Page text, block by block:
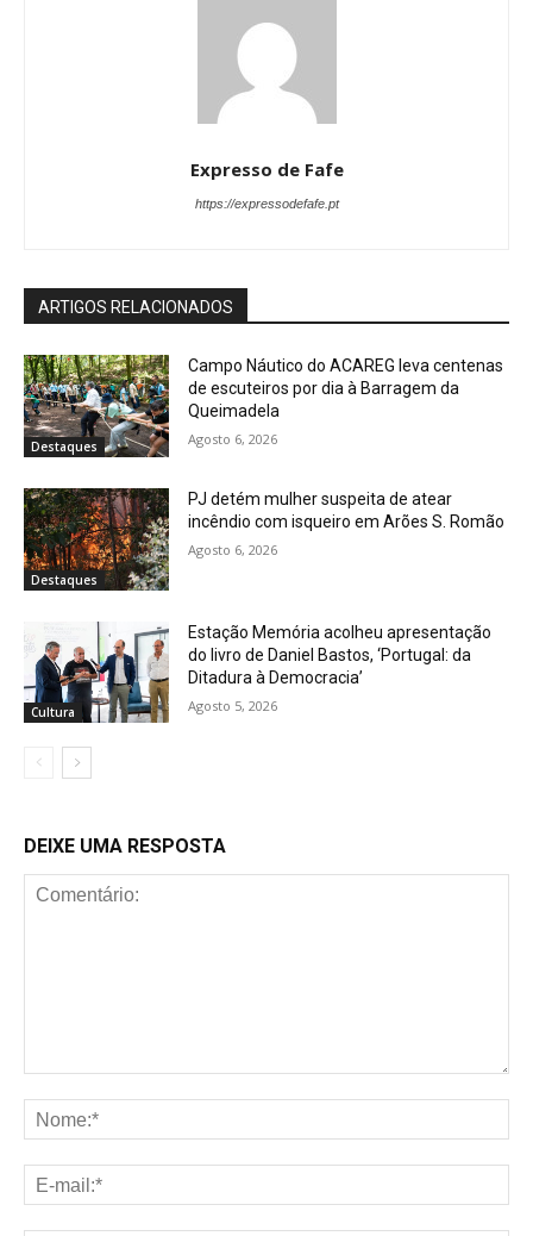
Expresso de Fafe
https://expressodefafe.pt
ARTIGOS RELACIONADOS
Destaques
Campo Náutico do ACAREG leva centenas
de escuteiros por dia à Barragem da
Queimadela
Agosto 6, 2026
Destaques
PJ detém mulher suspeita de atear
incêndio com isqueiro em Arões S. Romão
Agosto 6, 2026
Cultura
Estação Memória acolheu apresentação
do livro de Daniel Bastos, ‘Portugal: da
Ditadura à Democracia’
Agosto 5, 2026
DEIXE UMA RESPOSTA